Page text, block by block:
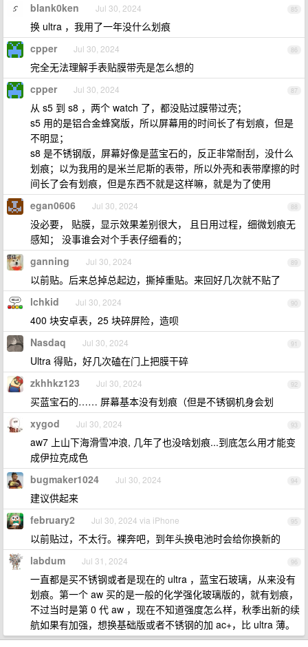
85
blank0ken Jul 30, 2024
换 ultra ，我用了一年没什么划痕
86
cpper Jul 30, 2024
完全无法理解手表贴膜带壳是怎么想的
87
cpper Jul 30, 2024
从 s5 到 s8 ，两个 watch 了，都没贴过膜带过壳；
s5 用的是铝合金蜂窝版，所以屏幕用的时间长了有划痕，但是
不明显；
s8 是不锈钢版，屏幕好像是蓝宝石的，反正非常耐刮，没什么
划痕；以为我用的是米兰尼斯的表带，所以外壳和表带摩擦的时
间长了会有划痕，但是东西不就是这样嘛，就是为了使用
88
egan0606 Jul 30, 2024
没必要， 贴膜，显示效果差别很大， 且日用过程，细微划痕无
感知； 没事谁会对个手表仔细看的；
89
ganning Jul 30, 2024
以前贴。后来总掉总起边，撕掉重贴。来回好几次就不贴了
90
lchkid Jul 30, 2024
400 块安卓表，25 块碎屏险，造呗
91
Nasdaq Jul 30, 2024
Ultra 得贴，好几次磕在门上把膜干碎
92
zkhhkz123 Jul 30, 2024
买蓝宝石的…… 屏幕基本没有划痕（但是不锈钢机身会划
93
xygod Jul 30, 2024
aw7 上山下海滑雪冲浪, 几年了也没啥划痕...到底怎么用才能变
成伊拉克成色
94
bugmaker1024 Jul 30, 2024
建议供起来
95
february2 Jul 30, 2024 via iPhone
以前贴过，不太行。裸奔吧，到年头换电池时会给你换新的
96
labdum Jul 31, 2024
一直都是买不锈钢或者是现在的 ultra ，蓝宝石玻璃，从来没有
划痕。第一个 aw 买的是一般的化学强化玻璃版的，就有划痕，
不过当时是第 0 代 aw ，现在不知道强度怎么样，秋季出新的续
航如果有加强，想换基础版或者不锈钢的加 ac+，比 ultra 薄。